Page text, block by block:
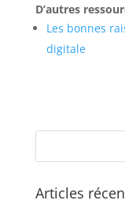
D’autres
Les bonnes
digitale
Articles